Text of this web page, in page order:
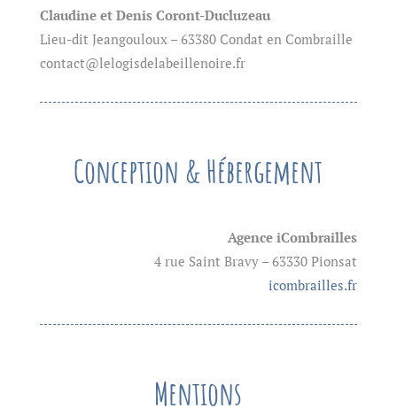
Claudine et Denis Coront-Ducluzeau
Lieu-dit Jeangouloux – 63380 Condat en Combraille
contact@lelogisdelabeillenoire.fr
Conception & Hébergement
Agence iCombrailles
4 rue Saint Bravy – 63330 Pionsat
icombrailles.fr
Mentions